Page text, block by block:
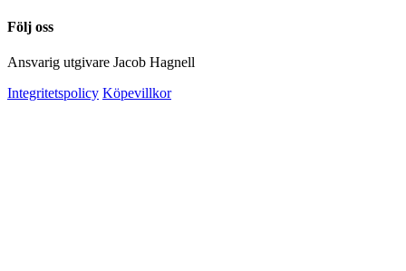
Följ oss
Ansvarig utgivare Jacob Hagnell
Integritetspolicy Köpevillkor